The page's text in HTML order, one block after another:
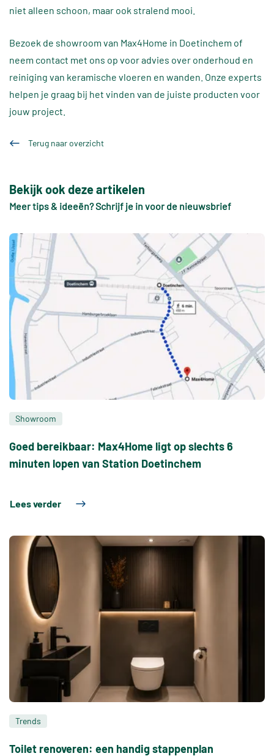
niet alleen schoon, maar ook stralend mooi.
Bezoek de showroom van Max4Home in Doetinchem of
neem contact met ons op voor advies over onderhoud en
reiniging van keramische vloeren en wanden. Onze experts
helpen je graag bij het vinden van de juiste producten voor
jouw project.
Terug naar overzicht
Bekijk ook deze artikelen
Meer tips & ideeën? Schrijf je in voor de nieuwsbrief
Showroom
Goed bereikbaar: Max4Home ligt op slechts 6
minuten lopen van Station Doetinchem
Lees verder
Trends
Toilet renoveren: een handig stappenplan